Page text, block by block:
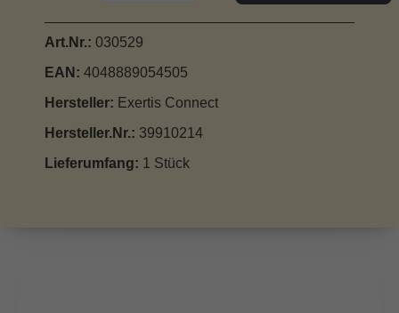
Art.Nr.: 030529
EAN: 4048889054505
Hersteller: Exertis Connect
Hersteller.Nr.: 39910214
Lieferumfang: 1 Stück